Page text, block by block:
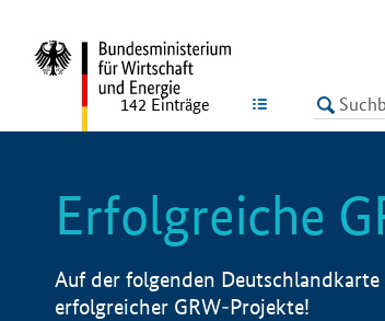
LISTE
142 Einträge
Erfolgreiche
Auf der folgenden
erfolgreicher GRW-Projekte!